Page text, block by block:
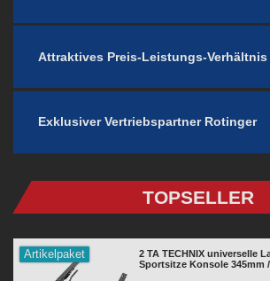
Attraktives Preis-Leistungs-Verhältnis
Exklusiver Vertriebspartner Rotinger
TOPSELLER
Artikelpaket
2 TA TECHNIX universelle
Sportsitze Konsole 345mm